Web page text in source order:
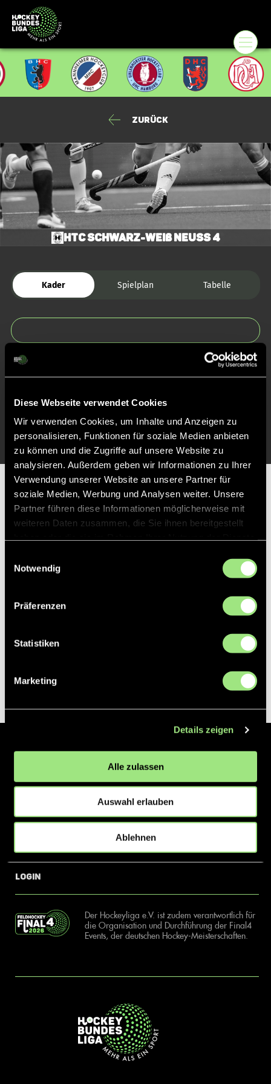
Diese Webseite verwendet Cookies
Wir verwenden Cookies, um Inhalte und Anzeigen zu
personalisieren, Funktionen für soziale Medien anbieten
zu können und die Zugriffe auf unsere Website zu
analysieren. Außerdem geben wir Informationen zu Ihrer
Verwendung unserer Website an unsere Partner für
soziale Medien, Werbung und Analysen weiter. Unsere
Partner führen diese Informationen möglicherweise mit
weiteren Daten zusammen, die Sie ihnen bereitgestellt
Notwendig
Präferenzen
Statistiken
Marketing
Details zeigen
Alle zulassen
Auswahl erlauben
Ablehnen
Zurück
HTC Schwarz-Weiß Neuss 4
Kader Spielplan Tabelle
Partner
Der Hockeyliga e.V. ist verantwortlich für die Organisation und
der Halle. Insgesamt sind über 60 Vereine unter dem Dach der
Hockeyliga organisiert, sowohl im Herren als auch im Damen
News
Login
Kontakt
Der Hockeyliga e.V. ist zudem verantwortlich für
die Organisation und Durchführung der Final4
Events, der deutschen Hockey-Meisterschaften.